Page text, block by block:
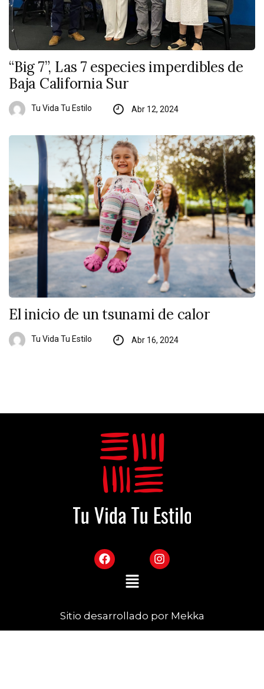
“Big 7”, Las 7 especies imperdibles de
Baja California Sur
Tu Vida Tu Estilo Abr 12, 2024
El inicio de un tsunami de calor
Tu Vida Tu Estilo Abr 16, 2024
Sitio desarrollado por Mekka